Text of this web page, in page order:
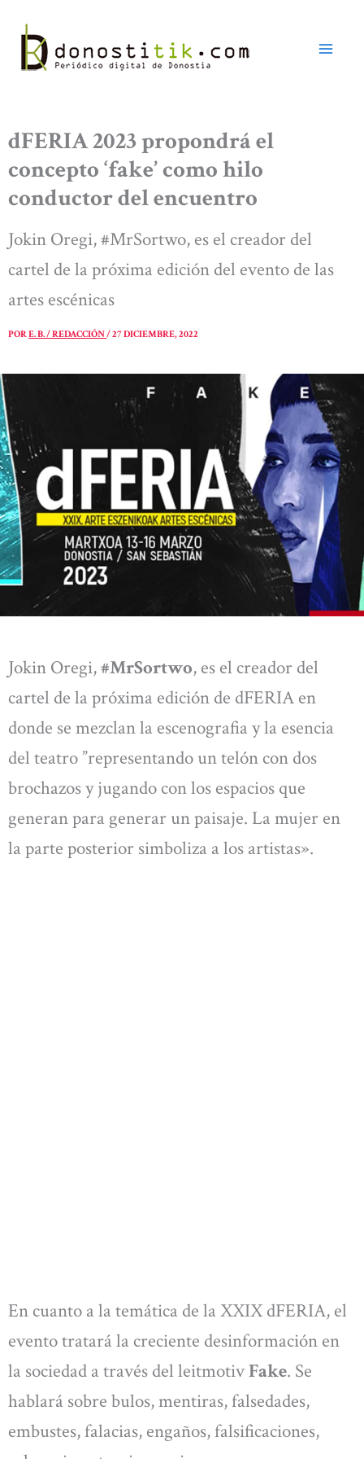
contenido
dFERIA 2023 propondrá el
concepto ‘fake’ como hilo
conductor del encuentro
Jokin Oregi, #MrSortwo, es el creador del
cartel de la próxima edición del evento de las
artes escénicas
PORE. B. / REDACCIÓN/27 DICIEMBRE, 2022
Jokin Oregi,#MrSortwo, es el creador del
cartel de la próxima edición de dFERIA en
donde se mezclan la escenografia y la esencia
del teatro ”representando un telón con dos
brochazos y jugando con los espacios que
generan para generar un paisaje. La mujer en
la parte posterior simboliza a los artistas».
En cuanto a la temática de la XXIX dFERIA, el
evento tratará la creciente desinformación en
la sociedad a través del leitmotivFake. Se
hablará sobre bulos, mentiras, falsedades,
embustes, falacias, engaños, falsificaciones,